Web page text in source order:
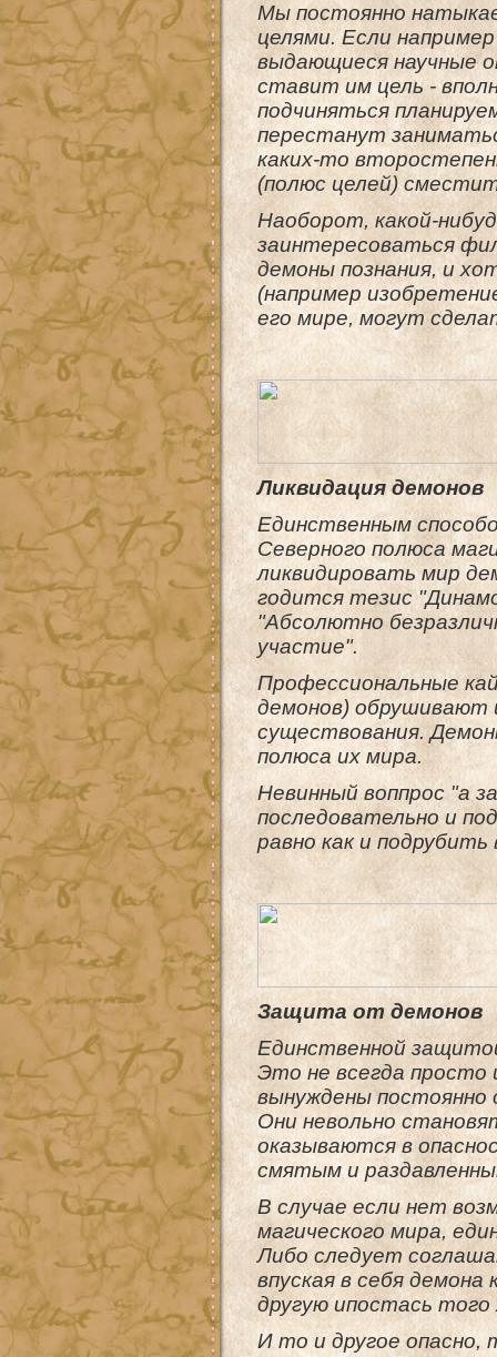
Мы постоянно
целями. Если
выдающиеся научные
ставит им цель -
подчиняться
перестанут
каких-то
(полюс целей)
Наоборот, какой-
заинтересоваться
демоны познания, и
(например
его мире, могут
Ликвидация демонов
Единственным
Северного полюса
ликвидировать мир
годится тезис
"Абсолютно
участие".
Профессиональные
демонов) обрушивают
существования.
полюса их мира.
Невинный воппрос "а
последовательно и
равно как и подрубить
Защита от демонов
Единственной
Это не всегда просто
вынуждены постоянно
Они невольно
оказываются в
смятым и
В случае если нет
магического мира,
Либо следует
впуская в себя
другую ипостась
И то и другое опасно,